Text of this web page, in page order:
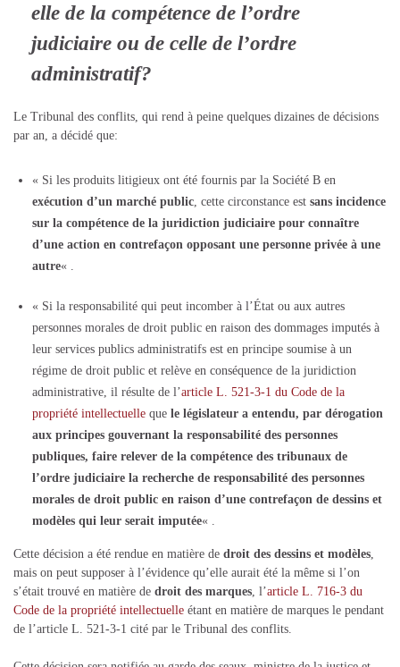
elle de la compétence de l’ordre
judiciaire ou de celle de l’ordre
administratif?
Le Tribunal des conflits, qui rend à peine quelques dizaines de décisions
par an, a décidé que:
« Si les produits litigieux ont été fournis par la Société B en
exécution d’un marché public , cette circonstance est sans incidence
sur la compétence de la juridiction judiciaire pour connaître
d’une action en contrefaçon opposant une personne privée à une
autre« .
« Si la responsabilité qui peut incomber à l’État ou aux autres
personnes morales de droit public en raison des dommages imputés à
leur services publics administratifs est en principe soumise à un
régime de droit public et relève en conséquence de la juridiction
administrative, il résulte de l’article L. 521-3-1 du Code de la
propriété intellectuelle que le législateur a entendu, par dérogation
aux principes gouvernant la responsabilité des personnes
publiques, faire relever de la compétence des tribunaux de
l’ordre judiciaire la recherche de responsabilité des personnes
morales de droit public en raison d’une contrefaçon de dessins et
modèles qui leur serait imputée« .
Cette décision a été rendue en matière de droit des dessins et modèles
mais on peut supposer à l’évidence qu’elle aurait été la même si l’on
s’était trouvé en matière de droit des marques , l’article L. 716-3 du
Code de la propriété intellectuelle étant en matière de marques le pendant
de l’article L. 521-3-1 cité par le Tribunal des conflits.